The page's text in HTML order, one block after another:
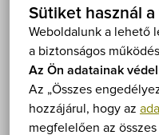
Sütiket használ
Weboldalunk a lehető
a biztonságos
Az Ön adatainak
Az „Összes
hozzájárul, hogy az
megfelelően az
Földrajzi
Éghajlat
Hegykő
Éttermek
Programok
Önkormányzat
2021. július 9. (péntek)
Hegykő, Tornácos Ház
Mutasd a térképen
Ingyenes Fedett